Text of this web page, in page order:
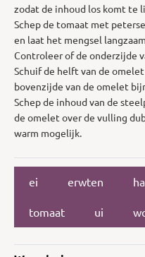
zodat de inhoud los komt te
Schep de tomaat met
en laat het mengsel
Controleer of de onderzijde
Schuif de helft van de
bovenzijde van de omelet
Schep de inhoud van de
de omelet over de vulling
warm mogelijk.
ei erwten
tomaat ui